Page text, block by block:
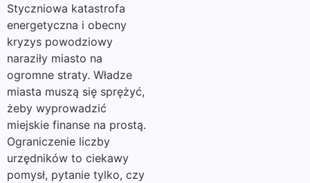
Styczniowa katastrofa
energetyczna i obecny
kryzys powodziowy
naraziły miasto na
ogromne straty. Władze
miasta muszą się sprężyć,
żeby wyprowadzić
miejskie finanse na prostą.
Ograniczenie liczby
urzędników to ciekawy
pomysł, pytanie tylko, czy